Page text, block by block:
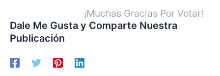
¡Muchas Gracias Por Votar!
Dale Me Gusta y Comparte Nuestra
Publicación